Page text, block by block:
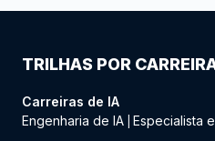
TRILHAS POR
Carreiras de IA
Engenharia de IA Especialista